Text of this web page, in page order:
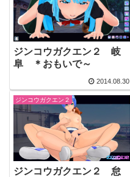
ジンコウガクエン２ 岐
阜 ＊おもいで～
2014.08.30
ジンコウガクエン２
ジンコウガクエン２ 怠